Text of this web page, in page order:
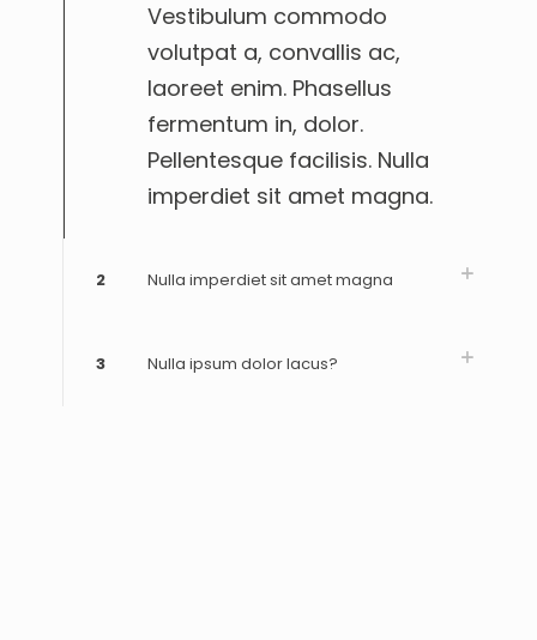
Vestibulum commodo
volutpat a, convallis ac,
laoreet enim. Phasellus
fermentum in, dolor.
Pellentesque facilisis. Nulla
imperdiet sit amet magna.
2 Nulla imperdiet sit amet magna
3 Nulla ipsum dolor lacus?